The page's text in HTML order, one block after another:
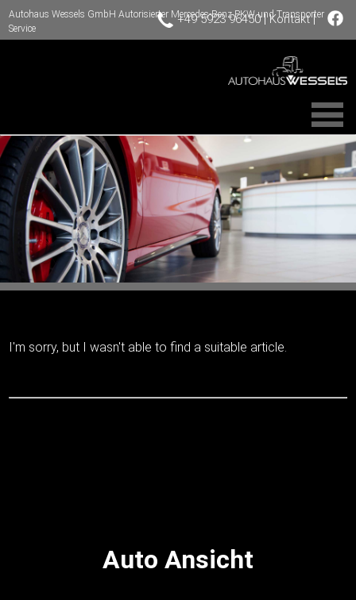
Autohaus Wessels GmbH Autorisierter Mercedes-Benz PKW und Transporter
Service
+49 5923 96450|Kontakt|
I'm sorry, but I wasn't able to find a suitable article.
Auto Ansicht